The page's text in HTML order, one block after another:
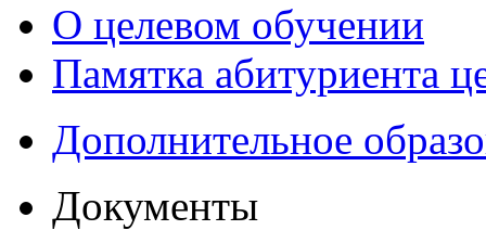
О целевом обучении
Памятка абитуриента
Дополнительное
Документы